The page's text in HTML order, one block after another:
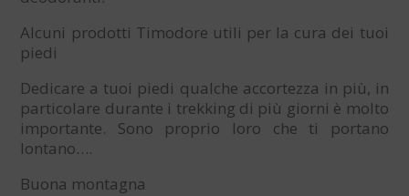
Alcuni prodotti Timodore utili per la cura dei tuoi
piedi
Dedicare a tuoi piedi qualche accortezza in più, in
particolare durante i trekking di più giorni è molto
importante. Sono proprio loro che ti portano
lontano….
Buona montagna